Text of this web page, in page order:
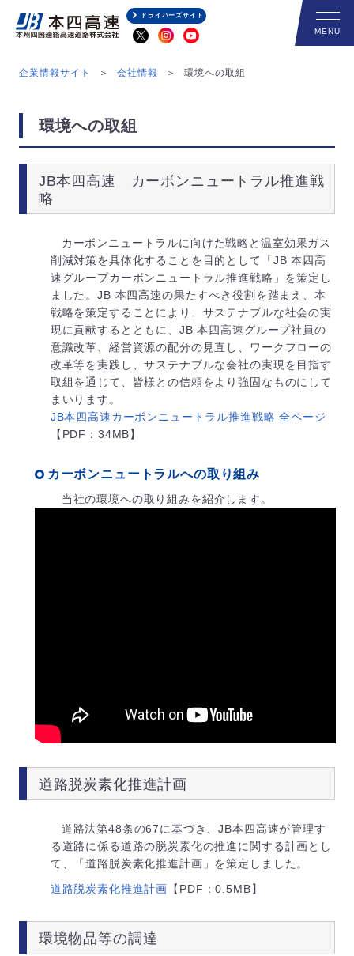
ドライバーズサイト
企業情報サイト 会社情報 環境への取組
環境への取組
JB本四高速 カーボンニュートラル推進戦
略
カーボンニュートラルに向けた戦略と温室効果ガス
削減対策を具体化することを目的として「JB 本四高
速グループカーボンニュートラル推進戦略」を策定し
ました。JB 本四高速の果たすべき役割を踏まえ、本
戦略を策定することにより、サステナブルな社会の実
現に貢献するとともに、JB 本四高速グループ社員の
意識改革、経営資源の配分の見直し、ワークフローの
改革等を実践し、サステナブルな会社の実現を目指す
取組を通じて、皆様との信頼をより強固なものにして
まいります。
JB本四高速カーボンニュートラル推進戦略 全ページ
【PDF：34MB】
カーボンニュートラルへの取り組み
当社の環境への取り組みを紹介します。
道路脱炭素化推進計画
道路法第48条の67に基づき、JB本四高速が管理す
る道路に係る道路の脱炭素化の推進に関する計画とし
て、「道路脱炭素化推進計画」を策定しました。
道路脱炭素化推進計画 【PDF：0.5MB】
環境物品等の調達